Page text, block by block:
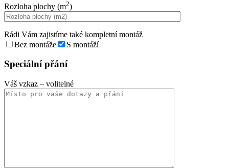
Rozloha plochy (m2)
Rádi Vám zajistíme také kompletní montáž
Bez montáže
S montáží
Speciální přání
Váš vzkaz – volitelné